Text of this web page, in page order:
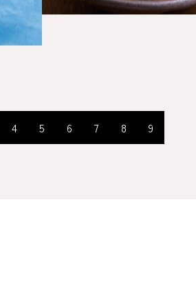
4 5 6 7 8 9